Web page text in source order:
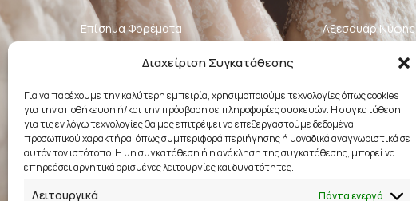
Διαχείριση Συγκατάθεσης
Για να παρέχουμε την καλύτερη εμπειρία, χρησιμοποιούμε τεχνολογίες όπως cookies
για την αποθήκευση ή/και την πρόσβαση σε πληροφορίες συσκευών. Η συγκατάθεση
για τις εν λόγω τεχνολογίες θα μας επιτρέψει να επεξεργαστούμε δεδομένα
προσωπικού χαρακτήρα, όπως συμπεριφορά περιήγησης ή μοναδικά αναγνωριστικά σε
αυτόν τον ιστότοπο. Η μη συγκατάθεση ή η ανάκληση της συγκατάθεσης, μπορεί να
επηρεάσει αρνητικά ορισμένες λειτουργίες και δυνατότητες.
Λειτουργικά Πάντα ενεργό
Επίσημα Φορέματα
Κοσμήματα
Βαπτιστικά Ρούχα
Φούστες
Αξεσουάρ Νύφης
Σχεδιαστές